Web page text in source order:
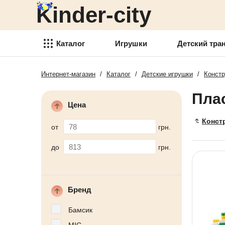
Kinder-city
Каталог
Игрушки
Детский транспорт
творчества
Детские спортивные товары
Аксессуары для детей
Детские украшения
Игрушки Детский
Детский транспорт
Товары для детского
Детские спортивные товары
Товари для активного отдыха
Аксессуары для детей
Детские украшения
Детская косметика
Новогодние украшения
Детская мебель
Интернет-магазин / Каталог / Детские игрушки /
Цена
от грн.
до грн.
Бренд
Бамсик